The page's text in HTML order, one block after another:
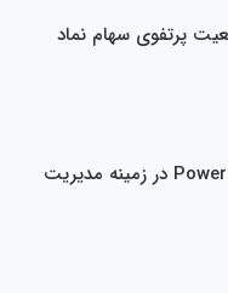
پرتفوی سهام نماد
نمونه کار پاوربی‌آی Power BI در زمینه مدیریت